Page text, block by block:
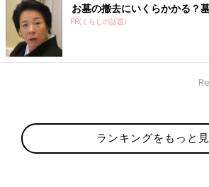
お墓の撤去にいくらかかる？
PR(くらしの話題)
ランキングをもっと